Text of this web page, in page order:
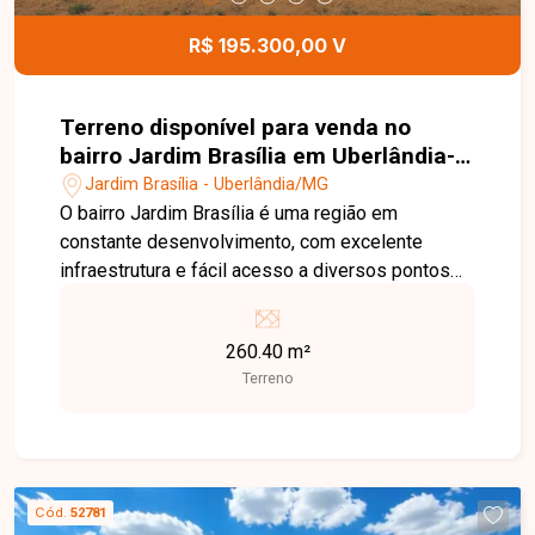
R$ 195.300,00 V
Terreno disponível para venda no
bairro Jardim Brasília em Uberlândia-
MGJardim Brasília - Uberlândia/MG
O bairro Jardim Brasília é uma região em
constante desenvolvimento, com excelente
infraestrutura e fácil acesso a diversos pontos
supermercados, farmácias e serviços
essenciais, tornando-se uma ótima opção tanto
para moradia quanto para investimento. Terreno
residencial, com ótimo aproveitamento do
espaço e localização privilegiada em um bairro
260.40 m²
Terreno
Cód. 52781